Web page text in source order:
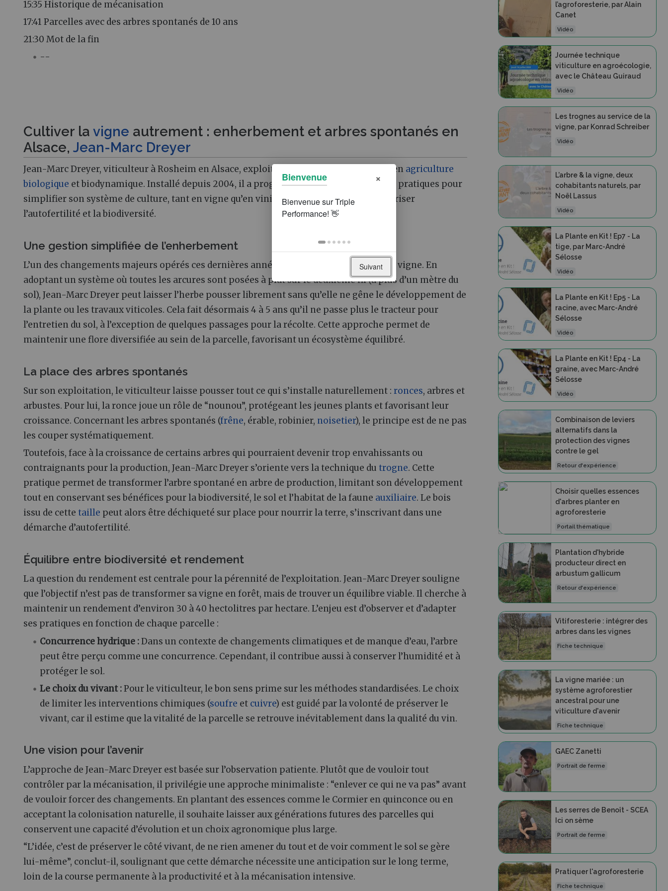
15:35 Historique de mécanisation
17:41 Parcelles avec des arbres spontanés de 10 ans
21:30 Mot de la fin
--
Cultiver la vigne autrement : enherbement et arbres spontanés en
Alsace, Jean-Marc Dreyer
Jean-Marc Dreyer, viticulteur à Rosheim en Alsace, exploite un domaine de 7 hectares en agriculture
biologique et biodynamique. Installé depuis 2004, il a progressivement fait évoluer ses pratiques pour
simplifier son système de culture, tant en vigne qu’en vinification, en cherchant à favoriser
l’autofertilité et la biodiversité.
Une gestion simplifiée de l’enherbement
L’un des changements majeurs opérés ces dernières années concerne la conduite de la vigne. En
adoptant un système où toutes les arcures sont posées à plat sur le deuxième fil (à plus d’un mètre du
sol), Jean-Marc Dreyer peut laisser l’herbe pousser librement sans qu’elle ne gêne le développement de
la plante ou les travaux viticoles. Cela fait désormais 4 à 5 ans qu’il ne passe plus le tracteur pour
l’entretien du sol, à l’exception de quelques passages pour la récolte. Cette approche permet de
maintenir une flore diversifiée au sein de la parcelle, favorisant un écosystème équilibré.
La place des arbres spontanés
Sur son exploitation, le viticulteur laisse pousser tout ce qui s’installe naturellement : ronces, arbres et
arbustes. Pour lui, la ronce joue un rôle de “nounou”, protégeant les jeunes plants et favorisant leur
croissance. Concernant les arbres spontanés (frêne, érable, robinier, noisetier), le principe est de ne pas
les couper systématiquement.
Toutefois, face à la croissance de certains arbres qui pourraient devenir trop envahissants ou
contraignants pour la production, Jean-Marc Dreyer s’oriente vers la technique du trogne. Cette
pratique permet de transformer l’arbre spontané en arbre de production, limitant son développement
tout en conservant ses bénéfices pour la biodiversité, le sol et l’habitat de la faune auxiliaire. Le bois
issu de cette taille peut alors être déchiqueté sur place pour nourrir la terre, s’inscrivant dans une
démarche d’autofertilité.
Équilibre entre biodiversité et rendement
La question du rendement est centrale pour la pérennité de l’exploitation. Jean-Marc Dreyer souligne
que l’objectif n’est pas de transformer sa vigne en forêt, mais de trouver un équilibre viable. Il cherche à
maintenir un rendement d’environ 30 à 40 hectolitres par hectare. L’enjeu est d’observer et d’adapter
ses pratiques en fonction de chaque parcelle :
Concurrence hydrique :Dans un contexte de changements climatiques et de manque d’eau, l’arbre
peut être perçu comme une concurrence. Cependant, il contribue aussi à conserver l’humidité et à
protéger le sol.
Le choix du vivant :Pour le viticulteur, le bon sens prime sur les méthodes standardisées. Le choix
de limiter les interventions chimiques (soufre et cuivre) est guidé par la volonté de préserver le
vivant, car il estime que la vitalité de la parcelle se retrouve inévitablement dans la qualité du vin.
Une vision pour l’avenir
L’approche de Jean-Marc Dreyer est basée sur l’observation patiente. Plutôt que de vouloir tout
contrôler par la mécanisation, il privilégie une approche minimaliste : “enlever ce qui ne va pas” avant
de vouloir forcer des changements. En plantant des essences comme le Cormier en quinconce ou en
acceptant la colonisation naturelle, il souhaite laisser aux générations futures des parcelles qui
conservent une capacité d’évolution et un choix agronomique plus large.
“L’idée, c’est de préserver le côté vivant, de ne rien amener du tout et de voir comment le sol se gère
lui-même”, conclut-il, soulignant que cette démarche nécessite une anticipation sur le long terme,
loin de la course permanente à la productivité et à la mécanisation intensive.
l’agroforesterie, par Alain
Canet
Vidéo
Journée technique
viticulture en agroécologie,
avec le Château Guiraud
Vidéo
Les trognes au service de la
vigne, par Konrad Schreiber
Vidéo
L’arbre & la vigne, deux
cohabitants naturels, par
Noël Lassus
Vidéo
La Plante en Kit ! Ep7 - La
tige, par Marc-André
Sélosse
Vidéo
La Plante en Kit ! Ep5 - La
racine, avec Marc-André
Sélosse
Vidéo
La Plante en Kit ! Ep4 - La
graine, avec Marc-André
Sélosse
Vidéo
Combinaison de leviers
alternatifs dans la
protection des vignes
contre le gel
Retour d'expérience
Choisir quelles essences
d'arbres planter en
agroforesterie
Portail thématique
Plantation d'hybride
producteur direct en
arbustum gallicum
Retour d'expérience
Vitiforesterie : intégrer des
arbres dans les vignes
Fiche technique
La vigne mariée : un
système agroforestier
ancestral pour une
viticulture d'avenir
Fiche technique
GAEC Zanetti
Portrait de ferme
Les serres de Benoît - SCEA
Ici on sème
Portrait de ferme
Pratiquer l'agroforesterie
Fiche technique
Bienvenue ×
Suivant